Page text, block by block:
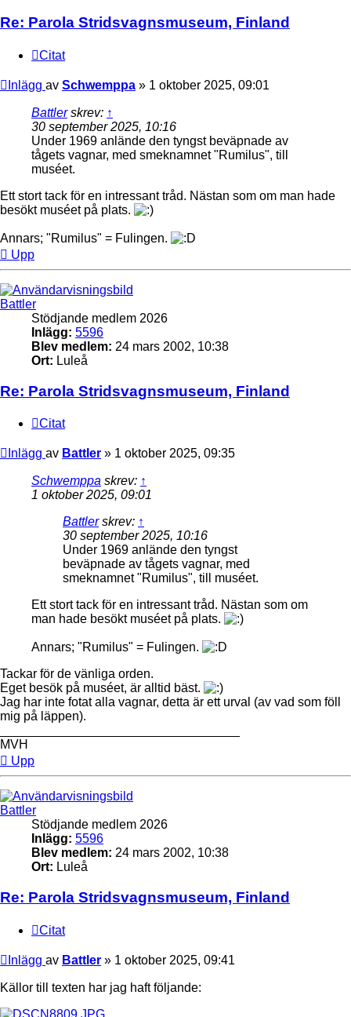
Re: Parola Stridsvagnsmuseum, Finland
Citat
Inlägg av Schwemppa » 1 oktober 2025, 09:01
Battlerskrev: ↑
30 september 2025, 10:16
Under 1969 anlände den tyngst beväpnade av
tågets vagnar, med smeknamnet "Rumilus", till
muséet.
Ett stort tack för en intressant tråd. Nästan som om man hade
besökt muséet på plats.
Annars; "Rumilus" = Fulingen.
Upp
Battler
Stödjande medlem 2026
Inlägg: 5596
Blev medlem: 24 mars 2002, 10:38
Ort: Luleå
Re: Parola Stridsvagnsmuseum, Finland
Citat
Inlägg av Battler » 1 oktober 2025, 09:35
Schwemppa skrev: ↑
1 oktober 2025, 09:01
Battlerskrev: ↑
30 september 2025, 10:16
Under 1969 anlände den tyngst
beväpnade av tågets vagnar, med
smeknamnet "Rumilus", till muséet.
Ett stort tack för en intressant tråd. Nästan som om
man hade besökt muséet på plats.
Annars; "Rumilus" = Fulingen.
Tackar för de vänliga orden.
Eget besök på muséet, är alltid bäst.
Jag har inte fotat alla vagnar, detta är ett urval (av vad som föll
mig på läppen).
MVH
Upp
Battler
Stödjande medlem 2026
Inlägg: 5596
Blev medlem: 24 mars 2002, 10:38
Ort: Luleå
Re: Parola Stridsvagnsmuseum, Finland
Citat
Inlägg av Battler » 1 oktober 2025, 09:41
Källor till texten har jag haft följande: